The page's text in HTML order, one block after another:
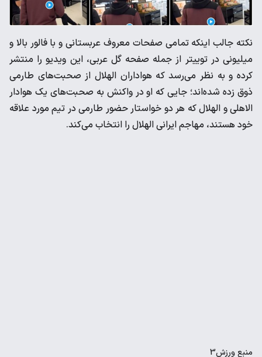
نکته جالب اینکه تمامی صفحات معروف عربستانی و با فالور بالا و
میلیونی در توییتر از جمله صفحه گل عربی، این ویدیو را منتشر
کرده و به نظر می‌رسد که هواداران الهلال از صحبت‌های طارمی
ذوق زده شده‌اند؛ جایی که او در واکنش به صحبت‌های یک هوادار
الاهلی و الهلال که هر دو خواستار حضور طارمی در تیم مورد علاقه
خود هستند، مهاجم ایرانی الهلال را انتخاب می‌کند.
منبعورزش3